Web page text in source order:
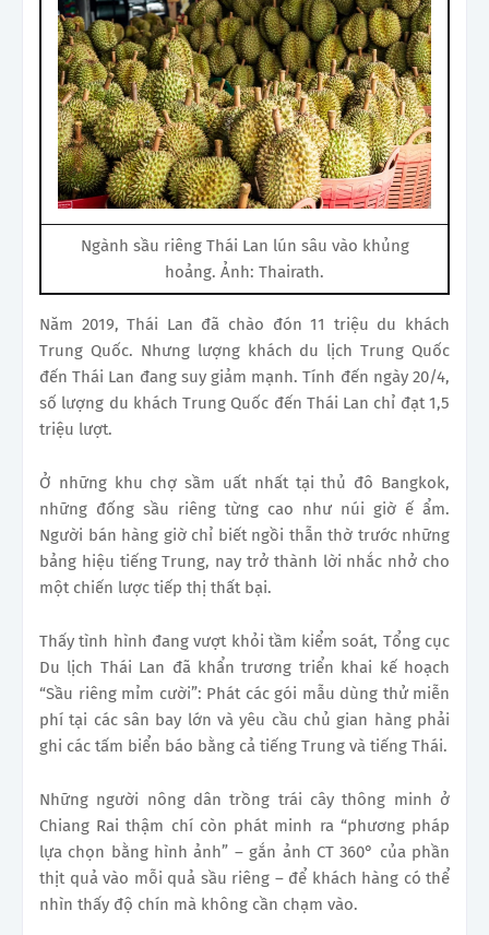
Ngành sầu riêng Thái Lan lún sâu vào khủng
hoảng. Ảnh: Thairath.
Năm 2019, Thái Lan đã chào đón 11 triệu du khách
Trung Quốc. Nhưng lượng khách du lịch Trung Quốc
đến Thái Lan đang suy giảm mạnh. Tính đến ngày 20/4,
số lượng du khách Trung Quốc đến Thái Lan chỉ đạt 1,5
triệu lượt.
Ở những khu chợ sầm uất nhất tại thủ đô Bangkok,
những đống sầu riêng từng cao như núi giờ ế ẩm.
Người bán hàng giờ chỉ biết ngồi thẫn thờ trước những
bảng hiệu tiếng Trung, nay trở thành lời nhắc nhở cho
một chiến lược tiếp thị thất bại.
Thấy tình hình đang vượt khỏi tầm kiểm soát, Tổng cục
Du lịch Thái Lan đã khẩn trương triển khai kế hoạch
“Sầu riêng mỉm cười”: Phát các gói mẫu dùng thử miễn
phí tại các sân bay lớn và yêu cầu chủ gian hàng phải
ghi các tấm biển báo bằng cả tiếng Trung và tiếng Thái.
Những người nông dân trồng trái cây thông minh ở
Chiang Rai thậm chí còn phát minh ra “phương pháp
lựa chọn bằng hình ảnh” – gắn ảnh CT 360° của phần
thịt quả vào mỗi quả sầu riêng – để khách hàng có thể
nhìn thấy độ chín mà không cần chạm vào.